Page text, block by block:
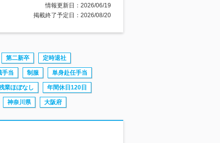
情報更新日：2026/06/19
掲載終了予定日：2026/08/20
第二新卒 定時退社
手当 制服 単身赴任手当
業ほぼなし 年間休日120日
神奈川県 大阪府